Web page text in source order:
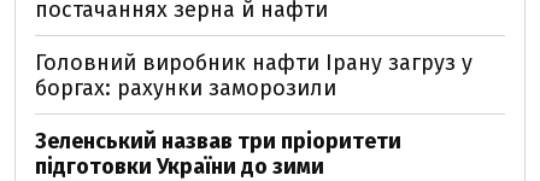
постачаннях зерна й нафти
Головний виробник нафти Ірану загруз у
боргах: рахунки заморозили
Зеленський назвав три пріоритети
підготовки України до зими